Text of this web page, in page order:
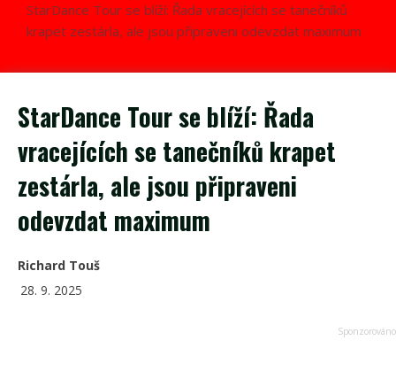
StarDance Tour se blíží: Řada vracejících se tanečníků
krapet zestárla, ale jsou připraveni odevzdat maximum
StarDance Tour se blíží: Řada
vracejících se tanečníků krapet
zestárla, ale jsou připraveni
odevzdat maximum
Richard Touš
28. 9. 2025